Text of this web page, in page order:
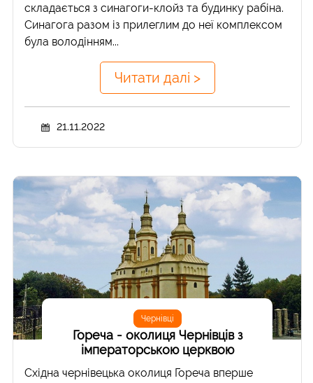
складається з синагоги-клойз та будинку рабіна.
Синагога разом із прилеглим до неї комплексом
була володінням...
Читати далі >
21.11.2022
Чернівці
Гореча - околиця Чернівців з
імператорською церквою
Східна чернівецька околиця Гореча вперше